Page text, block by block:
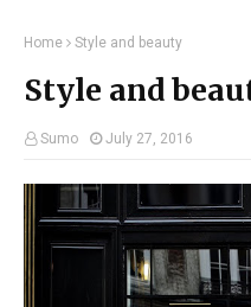
Home Style and beauty
Style and
Sumo July 27, 2016